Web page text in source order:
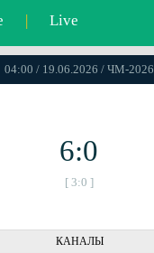
| Live
04:00 / 19.06.2026 / ЧМ-2026
6:0
[ 3:0 ]
КАНАЛЫ